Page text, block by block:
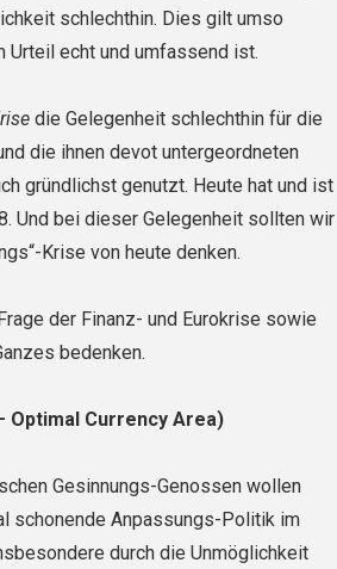
schlechthin. Dies gilt umso
Urteil echt und umfassend ist.
die Gelegenheit schlechthin für die
die ihnen devot untergeordneten
gründlichst genutzt. Heute hat und ist
Und bei dieser Gelegenheit sollten wir
Krise von heute denken.
der Finanz- und Eurokrise sowie
bedenken.
Optimal Currency Area)
Gesinnungs-Genossen wollen
schonende Anpassungs-Politik im
durch die Unmöglichkeit